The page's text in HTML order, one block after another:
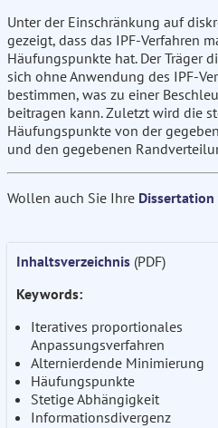
Unter der Einschränkung auf
gezeigt, dass das IPF-Verfahren
Häufungspunkte hat. Der Träger
sich ohne Anwendung des IPF-
bestimmen, was zu einer
beitragen kann. Zuletzt wird die
Häufungspunkte von der
und den gegebenen
Wollen auch Sie Ihre
Inhaltsverzeichnis (PDF)
Keywords:
Iteratives proportionales
Anpassungsverfahren
Alternierdende Minimierung
Häufungspunkte
Stetige Abhängigkeit
Informationsdivergenz